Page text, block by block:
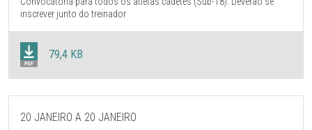
inscrever junto do treinador
79,4 KB
20 JANEIRO A 20 JANEIRO